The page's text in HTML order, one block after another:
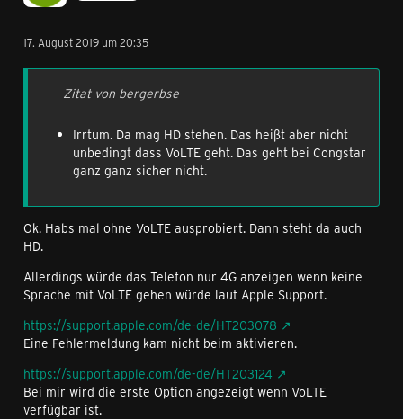
17. August 2019 um 20:35
Zitat von bergerbse
Irrtum. Da mag HD stehen. Das heißt aber nicht
unbedingt dass VoLTE geht. Das geht bei Congstar
ganz ganz sicher nicht.
Ok. Habs mal ohne VoLTE ausprobiert. Dann steht da auch
HD.
Allerdings würde das Telefon nur 4G anzeigen wenn keine
Sprache mit VoLTE gehen würde laut Apple Support.
https://support.apple.com/de-de/HT203078
Eine Fehlermeldung kam nicht beim aktivieren.
https://support.apple.com/de-de/HT203124
Bei mir wird die erste Option angezeigt wenn VoLTE
verfügbar ist.